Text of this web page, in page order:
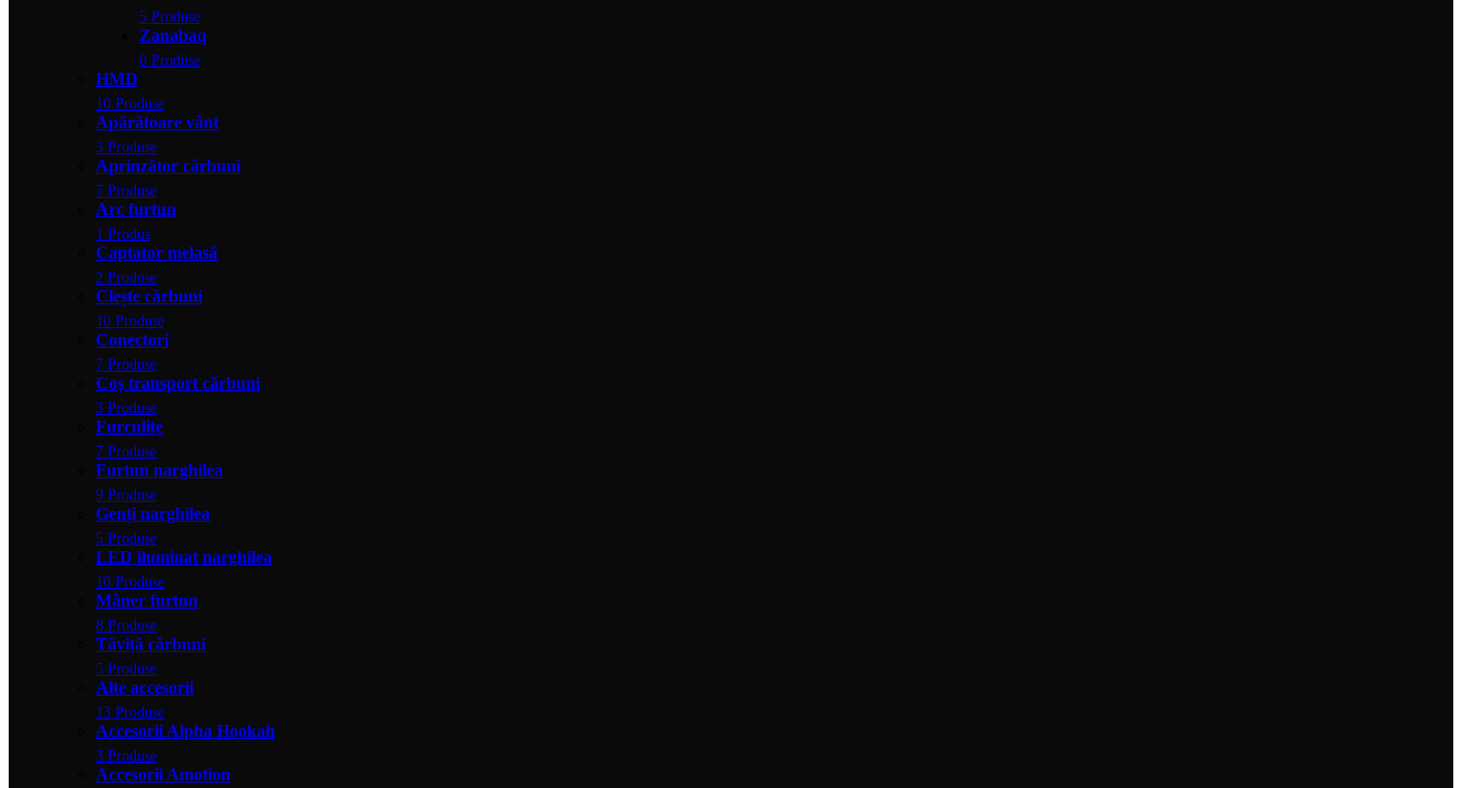
5 Produse
Zanabaq
0 Produse
HMD
10 Produse
Apărătoare vânt
3 Produse
Aprinzător cărbuni
7 Produse
Arc furtun
1 Produs
Captator melasă
2 Produse
Clește cărbuni
10 Produse
Conectori
7 Produse
Coș transport cărbuni
3 Produse
Furculițe
7 Produse
Furtun narghilea
9 Produse
Genți narghilea
5 Produse
LED iluminat narghilea
10 Produse
Mâner furtun
8 Produse
Tăviță cărbuni
5 Produse
Alte accesorii
13 Produse
Accesorii Alpha Hookah
3 Produse
Accesorii Amotion